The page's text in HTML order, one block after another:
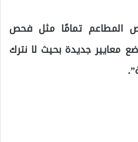
المطاعم تمامًا مثل فحص
معايير جديدة بحيث لا نترك